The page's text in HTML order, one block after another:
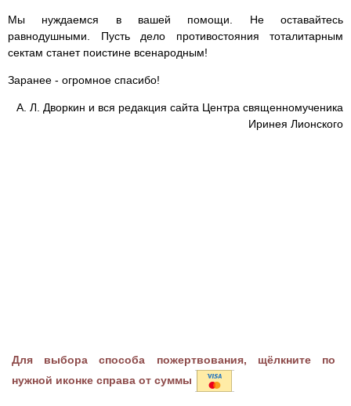
Мы нуждаемся в вашей помощи. Не оставайтесь
равнодушными. Пусть дело противостояния тоталитарным
сектам станет поистине всенародным!
Заранее - огромное спасибо!
А. Л. Дворкин и вся редакция сайта Центра священномученика
Иринея Лионского
Для выбора способа пожертвования, щёлкните по
нужной иконке справа от суммы